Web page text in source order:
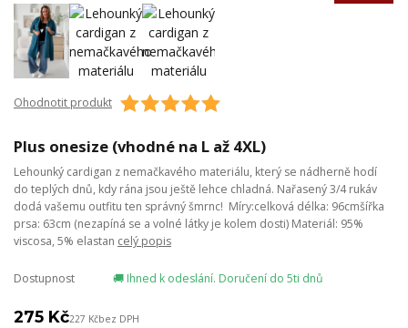
Ohodnotit produkt
Plus onesize (vhodné na L až 4XL)
Lehounký cardigan z nemačkavého materiálu, který se nádherně hodí
do teplých dnů, kdy rána jsou ještě lehce chladná. Nařasený 3/4 rukáv
dodá vašemu outfitu ten správný šmrnc! Míry:celková délka: 96cmšířka
prsa: 63cm (nezapíná se a volné látky je kolem dosti) Materiál: 95%
viscosa, 5% elastan celý popis
Dostupnost 🚚 Ihned k odeslání. Doručení do 5ti dnů
275 Kč227 Kčbez DPH